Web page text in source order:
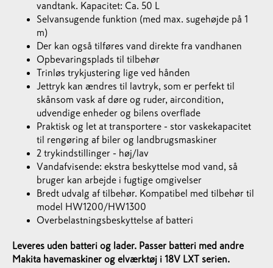
vandtank. Kapacitet: Ca. 50 L
Selvansugende funktion (med max. sugehøjde på 1
m)
Der kan også tilføres vand direkte fra vandhanen
Opbevaringsplads til tilbehør
Trinløs trykjustering lige ved hånden
Jettryk kan ændres til lavtryk, som er perfekt til
skånsom vask af døre og ruder, aircondition,
udvendige enheder og bilens overflade
Praktisk og let at transportere - stor vaskekapacitet
til rengøring af biler og landbrugsmaskiner
2 trykindstillinger - høj/lav
Vandafvisende: ekstra beskyttelse mod vand, så
bruger kan arbejde i fugtige omgivelser
Bredt udvalg af tilbehør. Kompatibel med tilbehør til
model HW1200/HW1300
Overbelastningsbeskyttelse af batteri
Leveres uden batteri og lader. Passer batteri med andre
Makita havemaskiner og elværktøj i 18V LXT serien.